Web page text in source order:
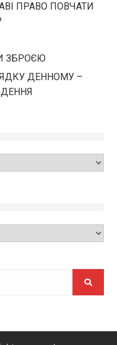
ПРАВО ПОВЧАТИ
ЗБРОЄЮ
ДЕННОМУ –